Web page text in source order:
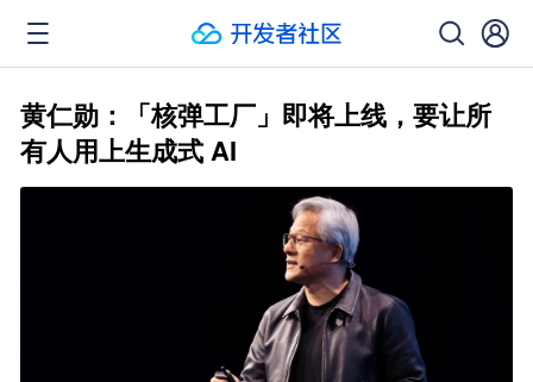
黄仁勋：「核弹工厂」即将上线，要让所
有人用上生成式 AI